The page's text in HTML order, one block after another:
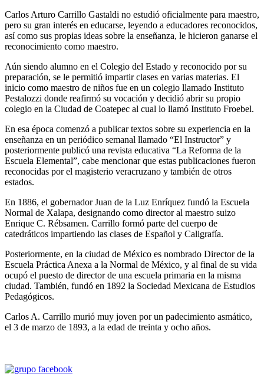
Carlos Arturo Carrillo Gastaldi no estudió oficialmente para maestro,
pero su gran interés en educarse, leyendo a educadores reconocidos,
así como sus propias ideas sobre la enseñanza, le hicieron ganarse el
reconocimiento como maestro.
Aún siendo alumno en el Colegio del Estado y reconocido por su
preparación, se le permitió impartir clases en varias materias. El
inicio como maestro de niños fue en un colegio llamado Instituto
Pestalozzi donde reafirmó su vocación y decidió abrir su propio
colegio en la Ciudad de Coatepec al cual lo llamó Instituto Froebel.
En esa época comenzó a publicar textos sobre su experiencia en la
enseñanza en un periódico semanal llamado “El Instructor” y
posteriormente publicó una revista educativa “La Reforma de la
Escuela Elemental”, cabe mencionar que estas publicaciones fueron
reconocidas por el magisterio veracruzano y también de otros
estados.
En 1886, el gobernador Juan de la Luz Enríquez fundó la Escuela
Normal de Xalapa, designando como director al maestro suizo
Enrique C. Rébsamen. Carrillo formó parte del cuerpo de
catedráticos impartiendo las clases de Español y Caligrafía.
Posteriormente, en la ciudad de México es nombrado Director de la
Escuela Práctica Anexa a la Normal de México, y al final de su vida
ocupó el puesto de director de una escuela primaria en la misma
ciudad. También, fundó en 1892 la Sociedad Mexicana de Estudios
Pedagógicos.
Carlos A. Carrillo murió muy joven por un padecimiento asmático,
el 3 de marzo de 1893, a la edad de treinta y ocho años.